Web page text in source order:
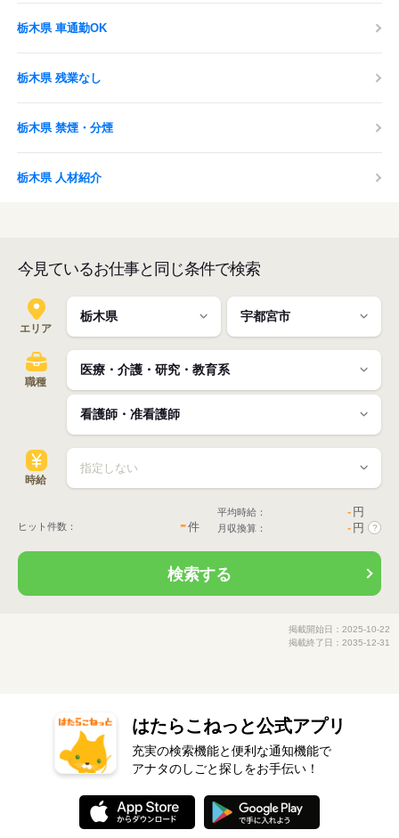
栃木県 車通勤OK
栃木県 残業なし
栃木県 禁煙・分煙
栃木県 人材紹介
今見ているお仕事と同じ条件で検索
エリア
職種
時給
ヒット件数： -件
平均時給： - 円
月収換算： - 円 ?
検索する
掲載開始日：2025-10-22
掲載終了日：2035-12-31
はたらこねっと公式アプリ
充実の検索機能と便利な通知機能で
アナタのしごと探しをお手伝い！